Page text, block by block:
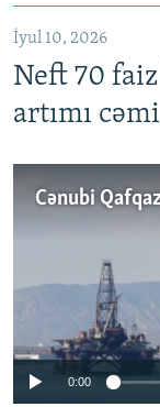
İyul 10, 2026
Neft 70
artımı
No
0:00